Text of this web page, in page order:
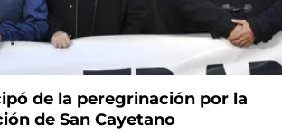
de la peregrinación por la
de San Cayetano